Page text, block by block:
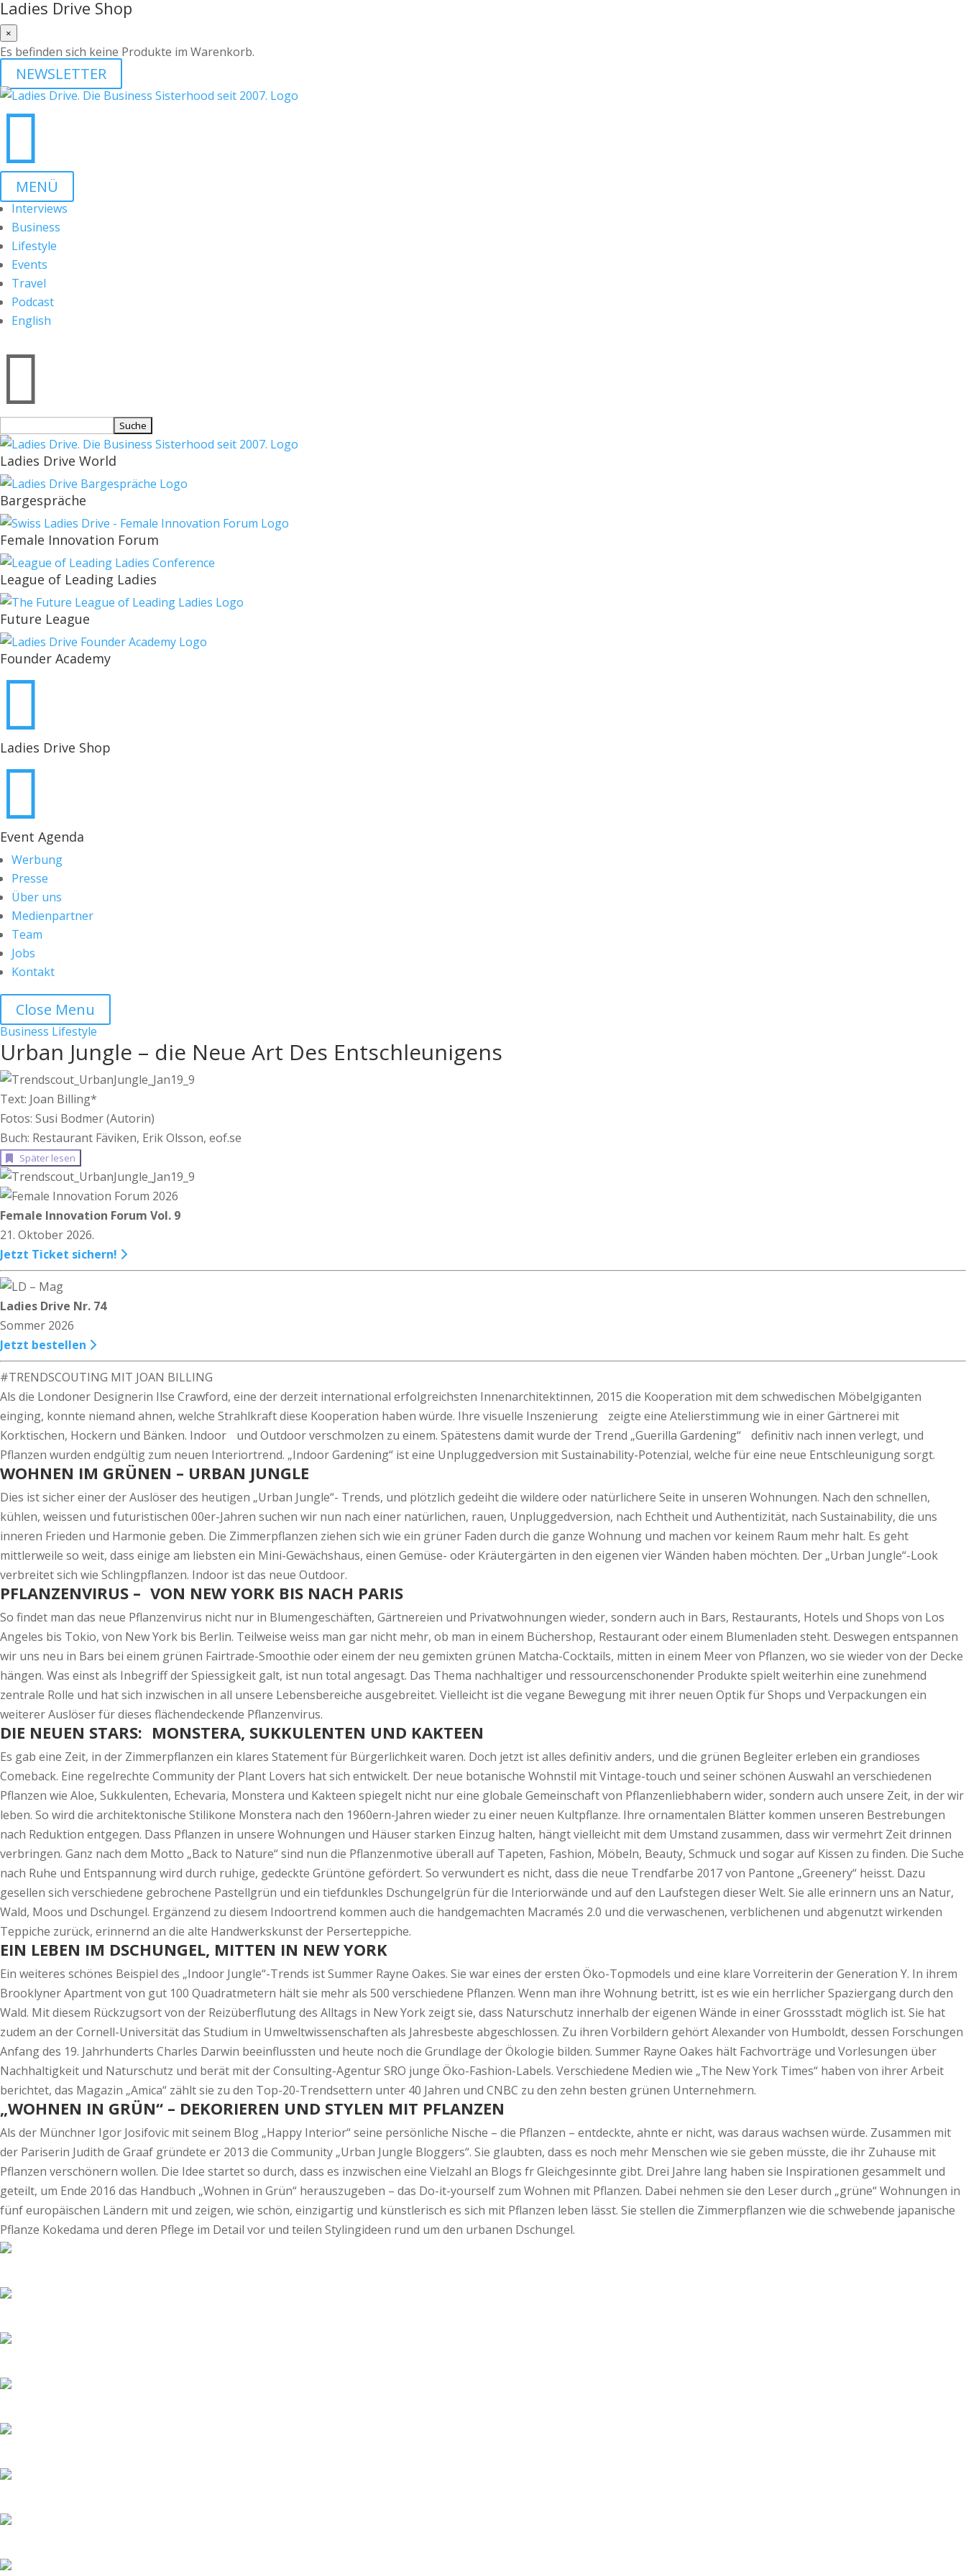
Ladies Drive Shop
×
Es befinden sich keine Produkte im Warenkorb.
NEWSLETTER

MENÜ
Interviews
Business
Lifestyle
Events
Travel
Podcast
English

nach:
Ladies Drive World
Bargespräche
Female Innovation Forum
League of Leading Ladies
Future League
Founder Academy

Ladies Drive Shop

Event Agenda
Werbung
Presse
Über uns
Medienpartner
Team
Jobs
Kontakt
Close Menu
Business Lifestyle
Urban Jungle – die Neue Art Des Entschleunigens
Text: Joan Billing*
Fotos: Susi Bodmer (Autorin)
Buch: Restaurant Fäviken, Erik Olsson, eof.se
Später lesen
Female Innovation Forum Vol. 9
21. Oktober 2026.
Jetzt Ticket sichern!
Ladies Drive Nr. 74
Sommer 2026
Jetzt bestellen
#TRENDSCOUTING MIT JOAN BILLING
Als die Londoner Designerin Ilse Crawford, eine der derzeit international erfolgreichsten Innenarchitektinnen, 2015 die Kooperation mit dem schwedischen Möbelgiganten
einging, konnte niemand ahnen, welche Strahlkraft diese Kooperation haben würde. Ihre visuelle Inszenierung zeigte eine Atelierstimmung wie in einer Gärtnerei mit
Korktischen, Hockern und Bänken. Indoor und Outdoor verschmolzen zu einem. Spätestens damit wurde der Trend „Guerilla Gardening“ definitiv nach innen verlegt, und
Pflanzen wurden endgültig zum neuen Interiortrend. „Indoor Gardening“ ist eine Unpluggedversion mit Sustainability-Potenzial, welche für eine neue Entschleunigung sorgt.
WOHNEN IM GRÜNEN – URBAN JUNGLE
Dies ist sicher einer der Auslöser des heutigen „Urban Jungle“- Trends, und plötzlich gedeiht die wildere oder natürlichere Seite in unseren Wohnungen. Nach den schnellen,
kühlen, weissen und futuristischen 00er-Jahren suchen wir nun nach einer natürlichen, rauen, Unpluggedversion, nach Echtheit und Authentizität, nach Sustainability, die uns
inneren Frieden und Harmonie geben. Die Zimmerpflanzen ziehen sich wie ein grüner Faden durch die ganze Wohnung und machen vor keinem Raum mehr halt. Es geht
mittlerweile so weit, dass einige am liebsten ein Mini-Gewächshaus, einen Gemüse- oder Kräutergärten in den eigenen vier Wänden haben möchten. Der „Urban Jungle“-Look
verbreitet sich wie Schlingpflanzen. Indoor ist das neue Outdoor.
PFLANZENVIRUS – VON NEW YORK BIS NACH PARIS
So findet man das neue Pflanzenvirus nicht nur in Blumengeschäften, Gärtnereien und Privatwohnungen wieder, sondern auch in Bars, Restaurants, Hotels und Shops von Los
Angeles bis Tokio, von New York bis Berlin. Teilweise weiss man gar nicht mehr, ob man in einem Büchershop, Restaurant oder einem Blumenladen steht. Deswegen entspannen
wir uns neu in Bars bei einem grünen Fairtrade-Smoothie oder einem der neu gemixten grünen Matcha-Cocktails, mitten in einem Meer von Pflanzen, wo sie wieder von der Decke
hängen. Was einst als Inbegriff der Spiessigkeit galt, ist nun total angesagt. Das Thema nachhaltiger und ressourcenschonender Produkte spielt weiterhin eine zunehmend
zentrale Rolle und hat sich inzwischen in all unsere Lebensbereiche ausgebreitet. Vielleicht ist die vegane Bewegung mit ihrer neuen Optik für Shops und Verpackungen ein
weiterer Auslöser für dieses flächendeckende Pflanzenvirus.
DIE NEUEN STARS: MONSTERA, SUKKULENTEN UND KAKTEEN
Es gab eine Zeit, in der Zimmerpflanzen ein klares Statement für Bürgerlichkeit waren. Doch jetzt ist alles definitiv anders, und die grünen Begleiter erleben ein grandioses
Comeback. Eine regelrechte Community der Plant Lovers hat sich entwickelt. Der neue botanische Wohnstil mit Vintage-touch und seiner schönen Auswahl an verschiedenen
Pflanzen wie Aloe, Sukkulenten, Echevaria, Monstera und Kakteen spiegelt nicht nur eine globale Gemeinschaft von Pflanzenliebhabern wider, sondern auch unsere Zeit, in der wir
leben. So wird die architektonische Stilikone Monstera nach den 1960ern-Jahren wieder zu einer neuen Kultpflanze. Ihre ornamentalen Blätter kommen unseren Bestrebungen
nach Reduktion entgegen. Dass Pflanzen in unsere Wohnungen und Häuser starken Einzug halten, hängt vielleicht mit dem Umstand zusammen, dass wir vermehrt Zeit drinnen
verbringen. Ganz nach dem Motto „Back to Nature“ sind nun die Pflanzenmotive überall auf Tapeten, Fashion, Möbeln, Beauty, Schmuck und sogar auf Kissen zu finden. Die Suche
nach Ruhe und Entspannung wird durch ruhige, gedeckte Grüntöne gefördert. So verwundert es nicht, dass die neue Trendfarbe 2017 von Pantone „Greenery“ heisst. Dazu
gesellen sich verschiedene gebrochene Pastellgrün und ein tiefdunkles Dschungelgrün für die Interiorwände und auf den Laufstegen dieser Welt. Sie alle erinnern uns an Natur,
Wald, Moos und Dschungel. Ergänzend zu diesem Indoortrend kommen auch die handgemachten Macramés 2.0 und die verwaschenen, verblichenen und abgenutzt wirkenden
Teppiche zurück, erinnernd an die alte Handwerkskunst der Perserteppiche.
EIN LEBEN IM DSCHUNGEL, MITTEN IN NEW YORK
Ein weiteres schönes Beispiel des „Indoor Jungle“-Trends ist Summer Rayne Oakes. Sie war eines der ersten Öko-Topmodels und eine klare Vorreiterin der Generation Y. In ihrem
Brooklyner Apartment von gut 100 Quadratmetern hält sie mehr als 500 verschiedene Pflanzen. Wenn man ihre Wohnung betritt, ist es wie ein herrlicher Spaziergang durch den
Wald. Mit diesem Rückzugsort von der Reizüberflutung des Alltags in New York zeigt sie, dass Naturschutz innerhalb der eigenen Wände in einer Grossstadt möglich ist. Sie hat
zudem an der Cornell-Universität das Studium in Umweltwissenschaften als Jahresbeste abgeschlossen. Zu ihren Vorbildern gehört Alexander von Humboldt, dessen Forschungen
Anfang des 19. Jahrhunderts Charles Darwin beeinflussten und heute noch die Grundlage der Ökologie bilden. Summer Rayne Oakes hält Fachvorträge und Vorlesungen über
Nachhaltigkeit und Naturschutz und berät mit der Consulting-Agentur SRO junge Öko-Fashion-Labels. Verschiedene Medien wie „The New York Times“ haben von ihrer Arbeit
berichtet, das Magazin „Amica“ zählt sie zu den Top-20-Trendsettern unter 40 Jahren und CNBC zu den zehn besten grünen Unternehmern.
„WOHNEN IN GRÜN“ – DEKORIEREN UND STYLEN MIT PFLANZEN
Als der Münchner Igor Josifovic mit seinem Blog „Happy Interior“ seine persönliche Nische – die Pflanzen – entdeckte, ahnte er nicht, was daraus wachsen würde. Zusammen mit
der Pariserin Judith de Graaf gründete er 2013 die Community „Urban Jungle Bloggers“. Sie glaubten, dass es noch mehr Menschen wie sie geben müsste, die ihr Zuhause mit
Pflanzen verschönern wollen. Die Idee startet so durch, dass es inzwischen eine Vielzahl an Blogs fr Gleichgesinnte gibt. Drei Jahre lang haben sie Inspirationen gesammelt und
geteilt, um Ende 2016 das Handbuch „Wohnen in Grün“ herauszugeben – das Do-it-yourself zum Wohnen mit Pflanzen. Dabei nehmen sie den Leser durch „grüne“ Wohnungen in
fünf europäischen Ländern mit und zeigen, wie schön, einzigartig und künstlerisch es sich mit Pflanzen leben lässt. Sie stellen die Zimmerpflanzen wie die schwebende japanische
Pflanze Kokedama und deren Pflege im Detail vor und teilen Stylingideen rund um den urbanen Dschungel.